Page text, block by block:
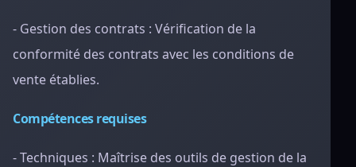
- Gestion des contrats : Vérification de la
conformité des contrats avec les conditions de
vente établies.
Compétences requises
- Techniques : Maîtrise des outils de gestion de la